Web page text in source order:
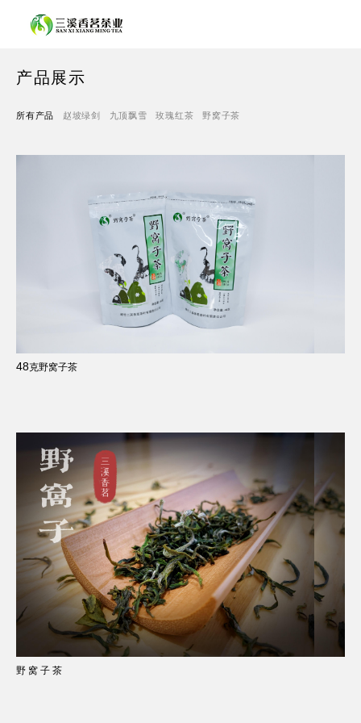
关于我们
产品展示
产品展示
所有产品 赵坡绿剑 九顶飘雪 玫瑰红茶 野窝子茶
48克野窝子茶
野 窝 子 茶